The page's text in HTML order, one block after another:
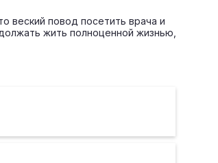
веский повод посетить врача и
жить полноценной жизнью,